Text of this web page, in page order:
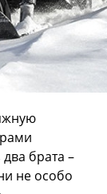
брата –
не особо